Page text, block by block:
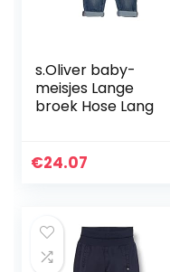
s.Oliver baby-
meisjes Lange
broek Hose Lang
€24.07